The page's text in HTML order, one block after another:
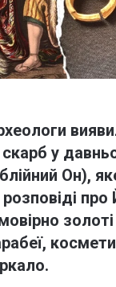
i
у
Он),
розповіді